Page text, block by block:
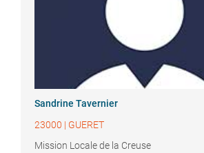
Sandrine Tavernier
23000 | GUERET
Mission Locale de la Creuse